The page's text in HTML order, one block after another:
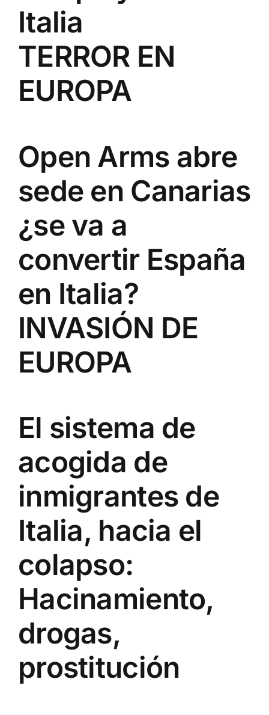
Italia
TERROR EN
EUROPA
Open Arms abre
sede en Canarias
¿se va a
convertir España
en Italia?
INVASIÓN DE
EUROPA
El sistema de
acogida de
inmigrantes de
Italia, hacia el
colapso:
Hacinamiento,
drogas,
prostitución